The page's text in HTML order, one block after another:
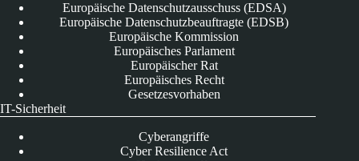
Europäische Datenschutzausschuss (EDSA)
Europäische Datenschutzbeauftragte (EDSB)
Europäische Kommission
Europäisches Parlament
Europäischer Rat
Europäisches Recht
Gesetzesvorhaben
IT-Sicherheit
Cyberangriffe
Cyber Resilience Act